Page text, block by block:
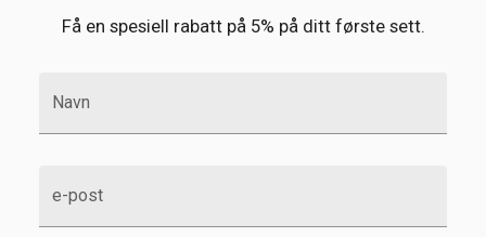
Få en spesiell rabatt på 5% på ditt første sett.
Navn
e-post